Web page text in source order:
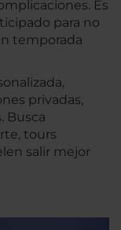
Es
para no
temporada
privadas,
Busca
tours
salir mejor